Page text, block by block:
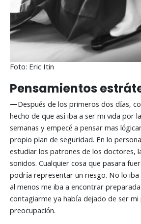
Foto: Eric Itin
Pensamientos
—Después de los primeros dos días,
hecho de que así iba a ser mi vida por
semanas y empecé a pensar mas
propio plan de seguridad. En lo
estudiar los patrones de los doctores,
sonidos. Cualquier cosa que pasara
podría representar un riesgo. No lo
al menos me iba a encontrar
contagiarme ya había dejado de ser
preocupación.